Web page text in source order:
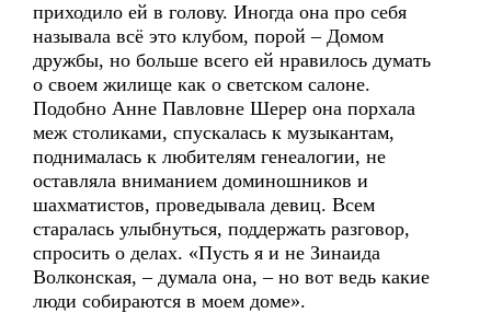
приходило ей в голову. Иногда она про себя
называла всё это клубом, порой – Домом
дружбы, но больше всего ей нравилось думать
о своем жилище как о светском салоне.
Подобно Анне Павловне Шерер она порхала
меж столиками, спускалась к музыкантам,
поднималась к любителям генеалогии, не
оставляла вниманием доминошников и
шахматистов, проведывала девиц. Всем
старалась улыбнуться, поддержать разговор,
спросить о делах. «Пусть я и не Зинаида
Волконская, – думала она, – но вот ведь какие
люди собираются в моем доме».